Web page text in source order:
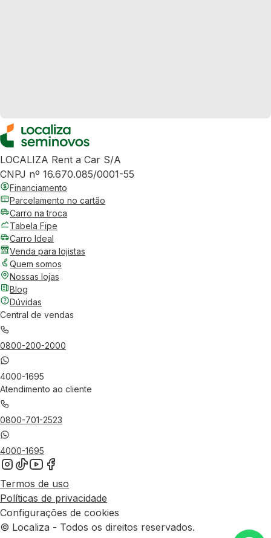
LOCALIZA Rent a Car S/A
CNPJ nº 16.670.085/0001-55
Financiamento
Parcelamento no cartão
Carro na troca
Tabela Fipe
Carro Ideal
Venda para lojistas
Quem somos
Nossas lojas
Blog
Dúvidas
Central de vendas
0800-200-2000
4000-1695
Atendimento ao cliente
0800-701-2523
4000-1695
Termos de uso
Políticas de privacidade
Configurações de cookies
© Localiza - Todos os direitos reservados.